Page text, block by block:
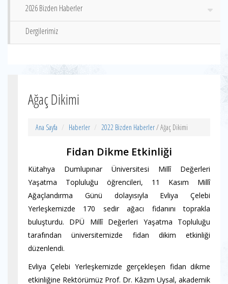
2026 Bizden Haberler
Dergilerimiz
Ağaç Dikimi
Ana Sayfa Haberler 2022 Bizden Haberler/ Ağaç Dikimi
Fidan Dikme Etkinliği
Kütahya Dumlupınar Üniversitesi Millî Değerleri
Yaşatma Topluluğu öğrencileri, 11 Kasım Millî
Ağaçlandırma Günü dolayısıyla Evliya Çelebi
Yerleşkemizde 170 sedir ağacı fidanını toprakla
buluşturdu. DPÜ Millî Değerleri Yaşatma Topluluğu
tarafından üniversitemizde fidan dikim etkinliği
düzenlendi.
Evliya Çelebi Yerleşkemizde gerçekleşen fidan dikme
etkinliğine Rektörümüz Prof. Dr. Kâzım Uysal, akademik